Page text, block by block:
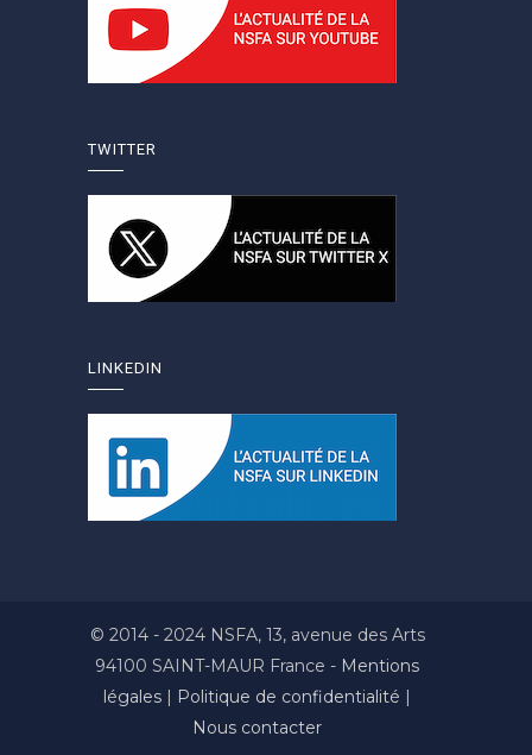
TWITTER
LINKEDIN
© 2014 - 2024 NSFA, 13, avenue des Arts
94100 SAINT-MAUR France - Mentions
légales | Politique de confidentialité |
Nous contacter